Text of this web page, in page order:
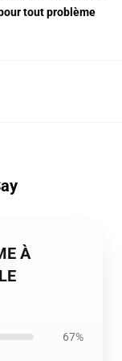
tout problème
À
67%